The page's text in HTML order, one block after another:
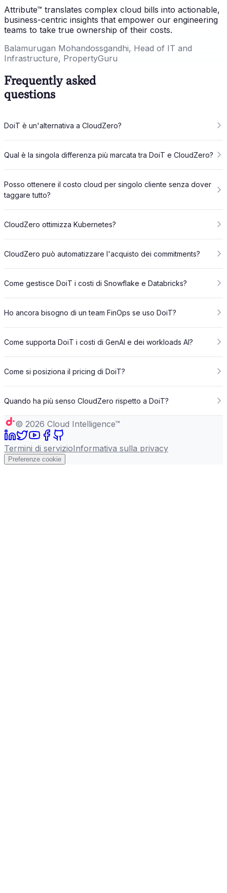
Attribute™ translates complex cloud bills into actionable,
business-centric insights that empower our engineering
teams to take true ownership of their costs.
Balamurugan Mohandossgandhi, Head of IT and
Infrastructure, PropertyGuru
Frequently asked
questions
DoiT è un'alternativa a CloudZero?
Qual è la singola differenza più marcata tra DoiT e CloudZero?
Posso ottenere il costo cloud per singolo cliente senza dover
taggare tutto?
CloudZero ottimizza Kubernetes?
CloudZero può automatizzare l'acquisto dei commitments?
Come gestisce DoiT i costi di Snowflake e Databricks?
Ho ancora bisogno di un team FinOps se uso DoiT?
Come supporta DoiT i costi di GenAI e dei workloads AI?
Come si posiziona il pricing di DoiT?
Quando ha più senso CloudZero rispetto a DoiT?
© 2026 Cloud Intelligence™
Termini di servizioInformativa sulla privacy
Preferenze cookie